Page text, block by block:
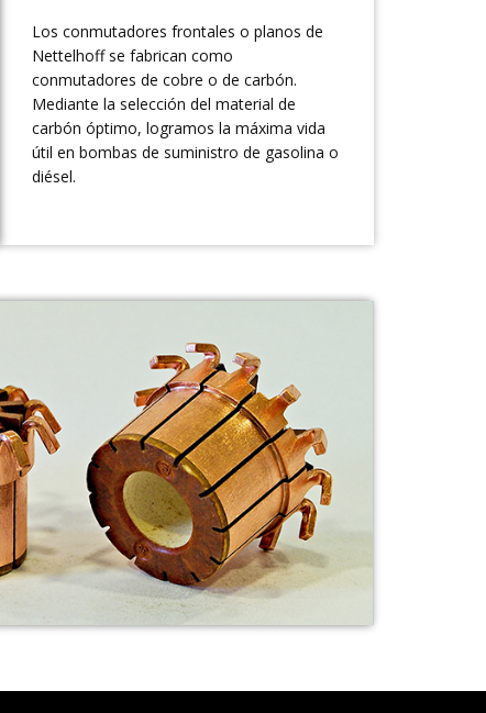
​Los conmutadores frontales o planos de
Nettelhoff se fabrican como
conmutadores de cobre o de carbón.
Mediante la selección del material de
carbón óptimo, logramos la máxima vida
útil en bombas de suministro de gasolina o
diésel.